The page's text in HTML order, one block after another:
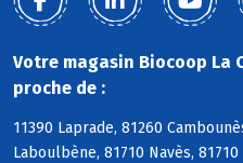
Votre magasin Biocoop La
proche de :
11390 Laprade, 81260
Laboulbène, 81710 Navès,